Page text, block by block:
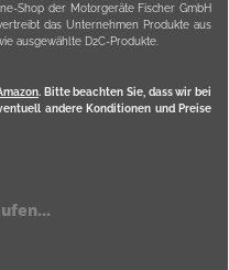
Shop der Motorgeräte Fischer GmbH
das Unternehmen Produkte aus
ausgewählte D2C-Produkte.
. Bitte beachten Sie, dass wir bei
andere Konditionen und Preise